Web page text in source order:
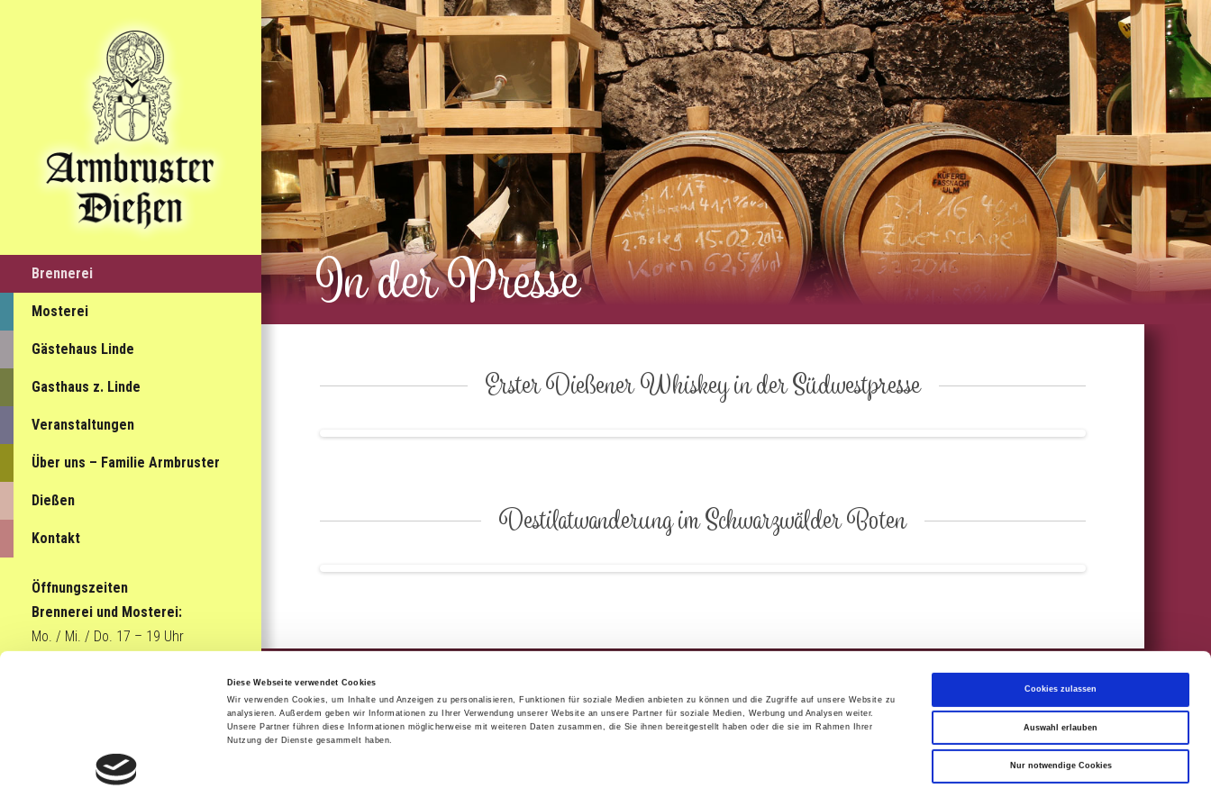
Diese Webseite verwendet Cookies
Wir verwenden Cookies, um Inhalte und Anzeigen zu personalisieren, Funktionen für soziale Medien anbieten zu können und die Zugriffe auf unsere Website zu
analysieren. Außerdem geben wir Informationen zu Ihrer Verwendung unserer Website an unsere Partner für soziale Medien, Werbung und Analysen weiter.
Unsere Partner führen diese Informationen möglicherweise mit weiteren Daten zusammen, die Sie ihnen bereitgestellt haben oder die sie im Rahmen Ihrer
Nutzung der Dienste gesammelt haben.
Cookies zulassen
Auswahl erlauben
Nur notwendige Cookies
Brennerei
Mosterei
Gästehaus Linde
Gasthaus z. Linde
Veranstaltungen
Über uns – Familie Armbruster
Dießen
Kontakt
Öffnungszeiten
Brennerei und Mosterei:
Mo. / Mi. / Do. 17 – 19 Uhr
In der Presse
Erster Dießener Whiskey in der Südwestpresse
Destilatwanderung im Schwarzwälder Boten
© 2018 Armbruster Dießen Impressum Datenschutz Besuchen Sie uns auf Facebook